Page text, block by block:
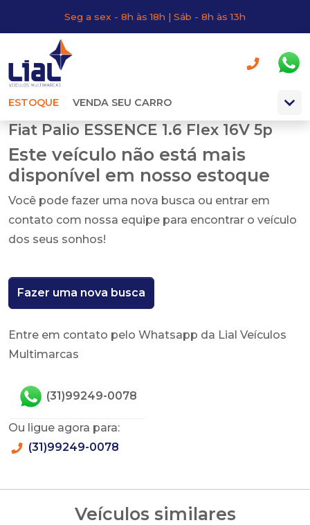
Seg a sex - 8h às 18h | Sáb - 8h às 13h
ESTOQUE VENDA SEU CARRO
Fiat Palio ESSENCE 1.6 Flex 16V 5p
Este veículo não está mais
disponível em nosso estoque
Você pode fazer uma nova busca ou entrar em
contato com nossa equipe para encontrar o veículo
dos seus sonhos!
Fazer uma nova busca
Entre em contato pelo Whatsapp da Lial Veículos
Multimarcas
(31)99249-0078
Ou ligue agora para:
(31)99249-0078
Veículos similares